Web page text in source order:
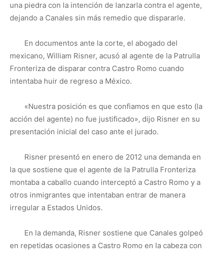
una piedra con la intención de lanzarla contra el agente,
dejando a Canales sin más remedio que dispararle.
En documentos ante la corte, el abogado del
mexicano, William Risner, acusó al agente de la Patrulla
Fronteriza de disparar contra Castro Romo cuando
intentaba huir de regreso a México.
«Nuestra posición es que confiamos en que esto (la
acción del agente) no fue justificado», dijo Risner en su
presentación inicial del caso ante el jurado.
Risner presentó en enero de 2012 una demanda en
la que sostiene que el agente de la Patrulla Fronteriza
montaba a caballo cuando interceptó a Castro Romo y a
otros inmigrantes que intentaban entrar de manera
irregular a Estados Unidos.
En la demanda, Risner sostiene que Canales golpeó
en repetidas ocasiones a Castro Romo en la cabeza con